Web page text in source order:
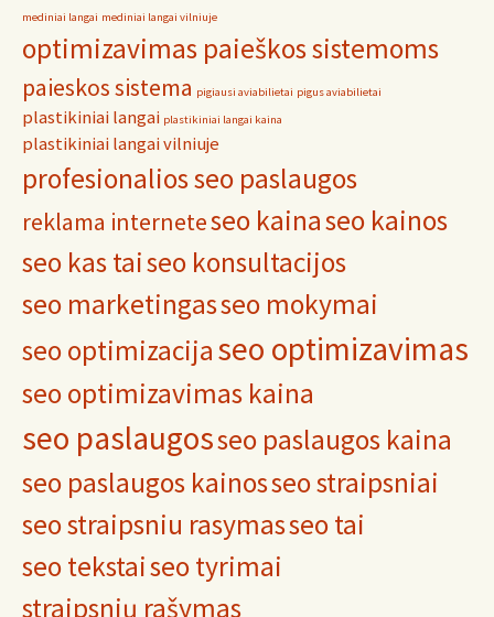
mediniai langai mediniai langai vilniuje
optimizavimas paieškos sistemoms
paieskos sistema pigiausi aviabilietai pigus aviabilietai
plastikiniai langai plastikiniai langai kaina
plastikiniai langai vilniuje
profesionalios seo paslaugos
reklama interneteseo kainaseo kainos
seo kas taiseo konsultacijos
seo marketingasseo mokymai
seo optimizacijaseo optimizavimas
seo optimizavimas kaina
seo paslaugosseo paslaugos kaina
seo paslaugos kainosseo straipsniai
seo straipsniu rasymasseo tai
seo tekstaiseo tyrimai
straipsnių rašymas